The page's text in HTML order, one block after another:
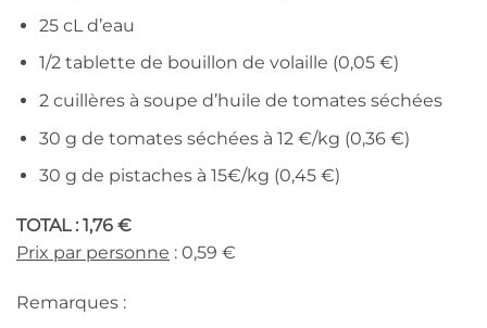
25 cL d’eau
1/2 tablette de bouillon de volaille (0,05 €)
2 cuillères à soupe d’huile de tomates séchées
30 g de tomates séchées à 12 €/kg (0,36 €)
30 g de pistaches à 15€/kg (0,45 €)
TOTAL : 1,76 €
Prix par personne : 0,59 €
Remarques :